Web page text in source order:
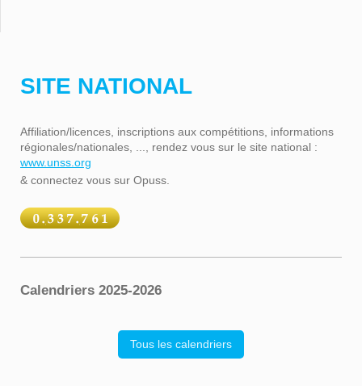
SITE NATIONAL
Affiliation/licences, inscriptions aux compétitions, informations
régionales/nationales, ..., rendez vous sur le site national :
www.unss.org
& connectez vous sur Opuss.
Calendriers 2025-2026
Tous les calendriers